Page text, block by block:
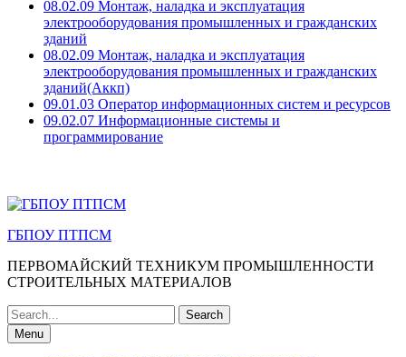
08.02.09 Монтаж, наладка и эксплуатация
электрооборудования промышленных и гражданских
зданий
08.02.09 Монтаж, наладка и эксплуатация
электрооборудования промышленных и гражданских
зданий(Аккп)
09.01.03 Оператор информационных систем и ресурсов
09.02.07 Информационные системы и
программирование
ГБПОУ ПТПСМ
ПЕРВОМАЙСКИЙ ТЕХНИКУМ ПРОМЫШЛЕННОСТИ
СТРОИТЕЛЬНЫХ МАТЕРИАЛОВ
Search
for:Menu